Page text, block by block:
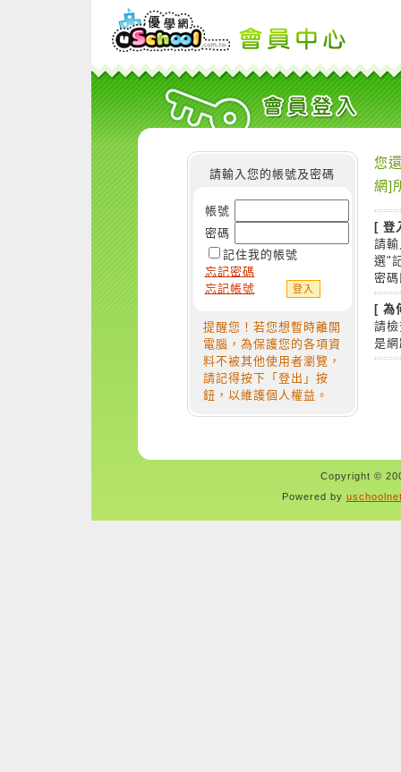
請輸入您的帳號及密碼
帳號
密碼
記住我的帳號
忘記密碼
忘記帳號
提醒您！若您想暫時離開
電腦，為保護您的各項資
料不被其他使用者瀏覽，
請記得按下「登出」按
鈕，以維護個人權益。
您
網]
[ 登
請
選"
密
[ 為
請
是
Copyright ©
Powered by